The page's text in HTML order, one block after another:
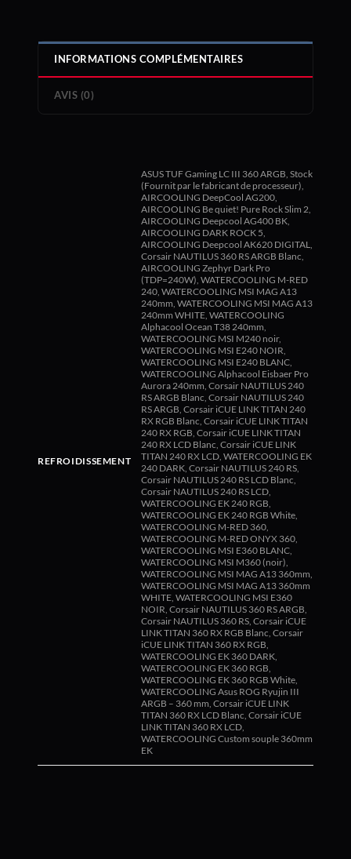
INFORMATIONS COMPLÉMENTAIRES
AVIS (0)
REFROIDISSEMENT
ASUS TUF Gaming LC III 360 ARGB, Stock
(Fournit par le fabricant de processeur),
AIRCOOLING DeepCool AG200,
AIRCOOLING Be quiet! Pure Rock Slim 2,
AIRCOOLING Deepcool AG400 BK,
AIRCOOLING DARK ROCK 5,
AIRCOOLING Deepcool AK620 DIGITAL,
Corsair NAUTILUS 360 RS ARGB Blanc,
AIRCOOLING Zephyr Dark Pro
(TDP=240W), WATERCOOLING M-RED
240, WATERCOOLING MSI MAG A13
240mm, WATERCOOLING MSI MAG A13
240mm WHITE, WATERCOOLING
Alphacool Ocean T38 240mm,
WATERCOOLING MSI M240 noir,
WATERCOOLING MSI E240 NOIR,
WATERCOOLING MSI E240 BLANC,
WATERCOOLING Alphacool Eisbaer Pro
Aurora 240mm, Corsair NAUTILUS 240
RS ARGB Blanc, Corsair NAUTILUS 240
RS ARGB, Corsair iCUE LINK TITAN 240
RX RGB Blanc, Corsair iCUE LINK TITAN
240 RX RGB, Corsair iCUE LINK TITAN
240 RX LCD Blanc, Corsair iCUE LINK
TITAN 240 RX LCD, WATERCOOLING EK
240 DARK, Corsair NAUTILUS 240 RS,
Corsair NAUTILUS 240 RS LCD Blanc,
Corsair NAUTILUS 240 RS LCD,
WATERCOOLING EK 240 RGB,
WATERCOOLING EK 240 RGB White,
WATERCOOLING M-RED 360,
WATERCOOLING M-RED ONYX 360,
WATERCOOLING MSI E360 BLANC,
WATERCOOLING MSI M360 (noir),
WATERCOOLING MSI MAG A13 360mm,
WATERCOOLING MSI MAG A13 360mm
WHITE, WATERCOOLING MSI E360
NOIR, Corsair NAUTILUS 360 RS ARGB,
Corsair NAUTILUS 360 RS, Corsair iCUE
LINK TITAN 360 RX RGB Blanc, Corsair
iCUE LINK TITAN 360 RX RGB,
WATERCOOLING EK 360 DARK,
WATERCOOLING EK 360 RGB,
WATERCOOLING EK 360 RGB White,
WATERCOOLING Asus ROG Ryujin III
ARGB – 360 mm, Corsair iCUE LINK
TITAN 360 RX LCD Blanc, Corsair iCUE
LINK TITAN 360 RX LCD,
WATERCOOLING Custom souple 360mm
EK